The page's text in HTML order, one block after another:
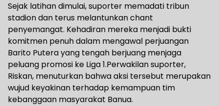
Sejak latihan dimulai, suporter memadati tribun
stadion dan terus melantunkan chant
penyemangat. Kehadiran mereka menjadi bukti
komitmen penuh dalam mengawal perjuangan
Barito Putera yang tengah berjuang menjaga
peluang promosi ke Liga 1.Perwakilan suporter,
Riskan, menuturkan bahwa aksi tersebut merupakan
wujud keyakinan terhadap kemampuan tim
kebanggaan masyarakat Banua.